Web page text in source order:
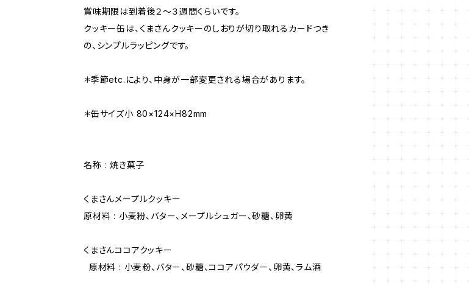
賞味期限は到着後２〜３週間くらいです。
クッキー缶は、くまさんクッキーのしおりが切り取れるカードつき
の、シンプルラッピングです。
＊季節etc.により、中身が一部変更される場合があります。
＊缶サイズ小 80×124×H82mm
名称 : 焼き菓子
くまさんメープルクッキー
原材料 : 小麦粉、バター、メープルシュガー、砂糖、卵黄
くまさんココアクッキー
原材料 : 小麦粉、バター、砂糖、ココアパウダー、卵黄、ラム酒